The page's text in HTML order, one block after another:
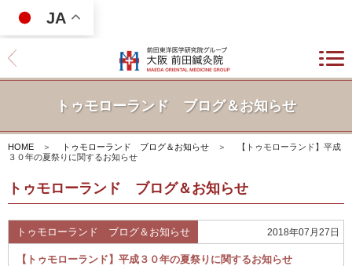
JA
トゥモローランド ブログ＆お知らせ
HOME ＞ トゥモローランド ブログ＆お知らせ ＞
【トゥモローランド】平成
３０年の夏祭りに関するお知らせ
トゥモローランド ブログ＆お知らせ
トゥモローランド ブログ＆お知らせ 2018年07月27日
【トゥモローランド】平成３０年の夏祭りに関するお知らせ